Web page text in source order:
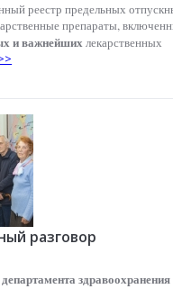
реестр предельных
препараты,
и важнейшихлекарственных
разговор